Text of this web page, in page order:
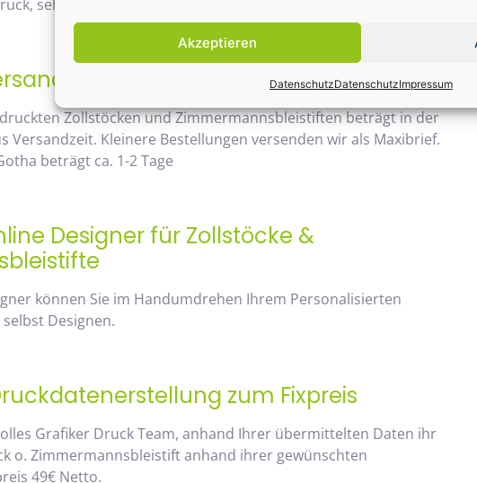
Akzeptieren
DatenschutzDatenschutzImpressum
sehen Sie sofort anhand der Staffelpreise.
bereits ab 20 Euro
Zollstöcken und Zimmermannsbleistiften beträgt in der
Versandzeit. Kleinere Bestellungen versenden wir als Maxibrief.
beträgt ca. 1-2 Tage
Designer für Zollstöcke &
können Sie im Handumdrehen Ihrem Personalisierten
Designen.
zum Fixpreis
Grafiker Druck Team, anhand Ihrer übermittelten Daten ihr
o. Zimmermannsbleistift anhand ihrer gewünschten
49€ Netto.